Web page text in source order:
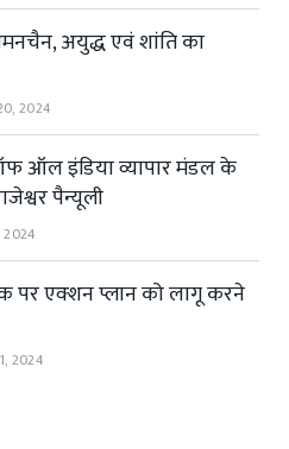
अयुद्ध एवं शांति का
2024
ऑल इंडिया व्यापार मंडल के
पैन्यूली
2024
पर एक्शन प्लान को लागू करने
2024